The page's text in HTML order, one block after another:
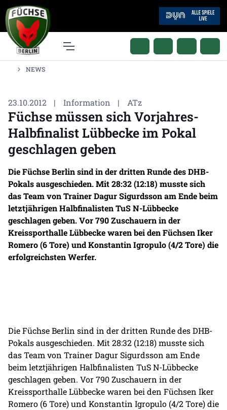
NEWS
23.10.2012 | Information | ATz
Füchse müssen sich Vorjahres-
Halbfinalist Lübbecke im Pokal
geschlagen geben
Die Füchse Berlin sind in der dritten Runde des DHB-
Pokals ausgeschieden. Mit 28:32 (12:18) musste sich
das Team von Trainer Dagur Sigurdsson am Ende beim
letztjährigen Halbfinalisten TuS N-Lübbecke
geschlagen geben. Vor 790 Zuschauern in der
Kreissporthalle Lübbecke waren bei den Füchsen Iker
Romero (6 Tore) und Konstantin Igropulo (4/2 Tore) die
erfolgreichsten Werfer.
Die Füchse Berlin sind in der dritten Runde des DHB-
Pokals ausgeschieden. Mit 28:32 (12:18) musste sich
das Team von Trainer Dagur Sigurdsson am Ende
beim letztjährigen Halbfinalisten TuS N-Lübbecke
geschlagen geben. Vor 790 Zuschauern in der
Kreissporthalle Lübbecke waren bei den Füchsen Iker
Romero (6 Tore) und Konstantin Igropulo (4/2 Tore) die